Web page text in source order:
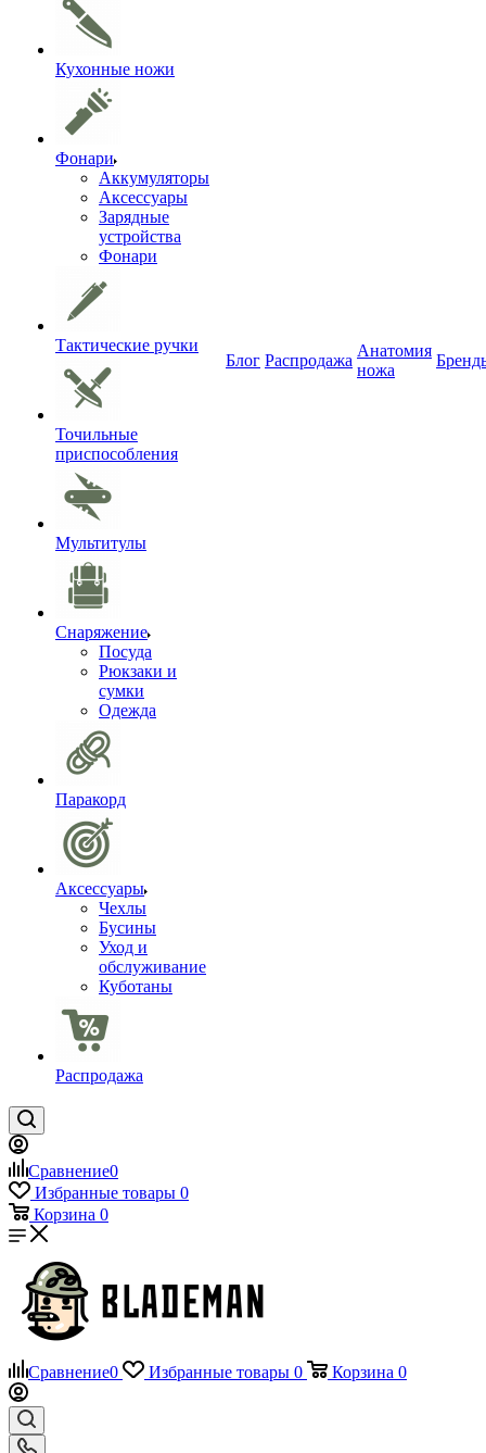
Кухонные ножи
Фонари
Аккумуляторы
Аксессуары
Зарядные
устройства
Фонари
Тактические ручки
Точильные
приспособления
Мультитулы
Снаряжение
Посуда
Рюкзаки и
сумки
Одежда
Паракорд
Аксессуары
Чехлы
Бусины
Уход и
обслуживание
Куботаны
Распродажа
Блог Распродажа
Анатомия
ножа
Сравнение0
Избранные товары 0
Корзина 0
Сравнение0 Избранные товары 0 Корзина 0